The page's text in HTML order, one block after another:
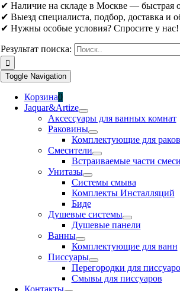
✔ Наличие на складе в Москве — быстрая
✔ Выезд специалиста, подбор, доставка и
✔ Нужны особые условия? Спросите у нас!
Результат поиска:
Toggle Navigation
Корзина0
Jaquar&Artize
Аксессуары для ванных комнат
Раковины
Комплектующие для
Смесители
Встраиваемые части
Унитазы
Системы смыва
Комплекты Инсталляций
Биде
Душевые системы
Душевые панели
Ванны
Комплектующие для ванн
Писсуары
Перегородки для
Смывы для писсуаров
Контакты